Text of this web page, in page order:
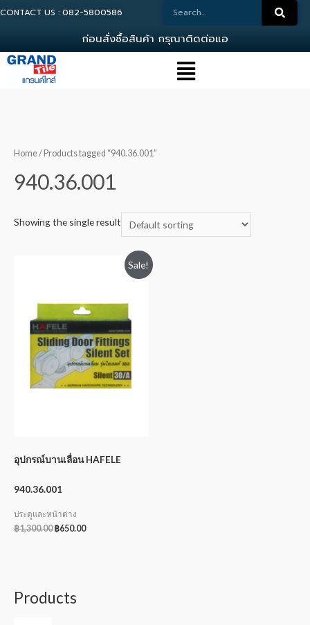
CONTACT US : 082-5800586
อนสงซอสนคา ก รณาตดตอแอด
Home/ Products tagged “940.36.001”
940.36.001
Showing the single result
Sale!
อุปกรณ์บานเลื่อน HAFELE
940.36.001
ประตูและหน้าต่าง
฿1,300.00 ฿650.00
Products